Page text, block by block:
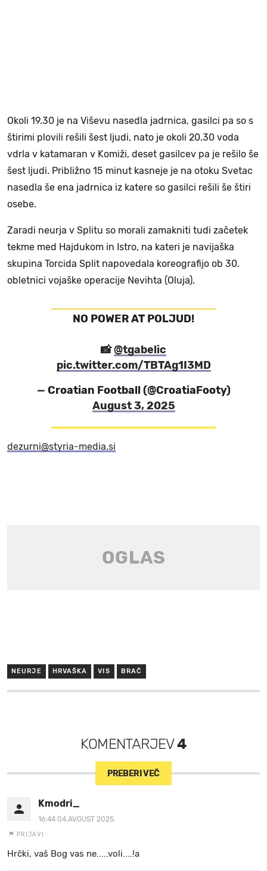
Okoli 19.30 je na Viševu nasedla jadrnica, gasilci pa so s
štirimi plovili rešili šest ljudi, nato je okoli 20.30 voda
vdrla v katamaran v Komiži, deset gasilcev pa je rešilo še
šest ljudi. Približno 15 minut kasneje je na otoku Svetac
nasedla še ena jadrnica iz katere so gasilci rešili še štiri
osebe.
Zaradi neurja v Splitu so morali zamakniti tudi začetek
tekme med Hajdukom in Istro, na kateri je navijaška
skupina Torcida Split napovedala koreografijo ob 30.
obletnici vojaške operacije Nevihta (Oluja).
NO POWER AT POLJUD!
📸@tgabelic
pic.twitter.com/TBTAg1I3MD
— Croatian Football (@CroatiaFooty)
August 3, 2025
dezurni@styria-media.si
NEURJE HRVAŠKA VIS BRAČ
KOMENTARJEV4
PREBERI VEČ
Kmodri_
16:44 04.AVGUST 2025.
PRIJAVI
Hrčki, vaš Bog vas ne.....voli....!a